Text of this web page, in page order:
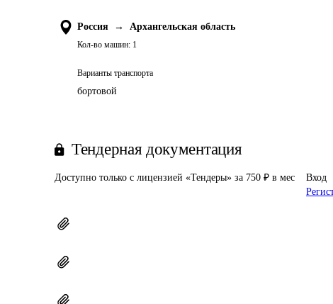
Россия → Архангельская область
Кол-во машин: 1
Варианты транспорта
бортовой
Тендерная документация
Доступно только с лицензией «Тендеры» за 750 ₽ в мес
Вход